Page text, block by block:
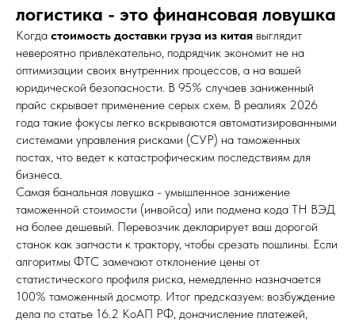
логистика - это финансовая ловушка
Когда стоимость доставки груза из китая выглядит
невероятно привлекательно, подрядчик экономит не на
оптимизации своих внутренних процессов, а на вашей
юридической безопасности. В 95% случаев заниженный
прайс скрывает применение серых схем. В реалиях 2026
года такие фокусы легко вскрываются автоматизированными
системами управления рисками (СУР) на таможенных
постах, что ведет к катастрофическим последствиям для
бизнеса.
Самая банальная ловушка - умышленное занижение
таможенной стоимости (инвойса) или подмена кода ТН ВЭД
на более дешевый. Перевозчик декларирует ваш дорогой
станок как запчасти к трактору, чтобы срезать пошлины. Если
алгоритмы ФТС замечают отклонение цены от
статистического профиля риска, немедленно назначается
100% таможенный досмотр. Итог предсказуем: возбуждение
дела по статье 16.2 КоАП РФ, доначисление платежей,